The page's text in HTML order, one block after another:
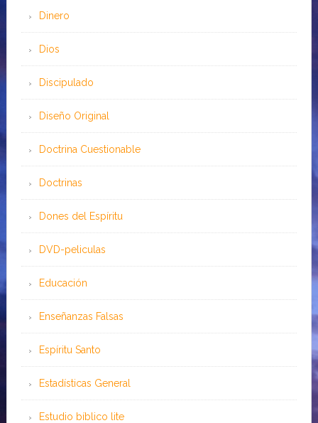
Dinero
Dios
Discipulado
Diseño Original
Doctrina Cuestionable
Doctrinas
Dones del Espíritu
DVD-peliculas
Educación
Enseñanzas Falsas
Espíritu Santo
Estadísticas General
Estudio bíblico lite